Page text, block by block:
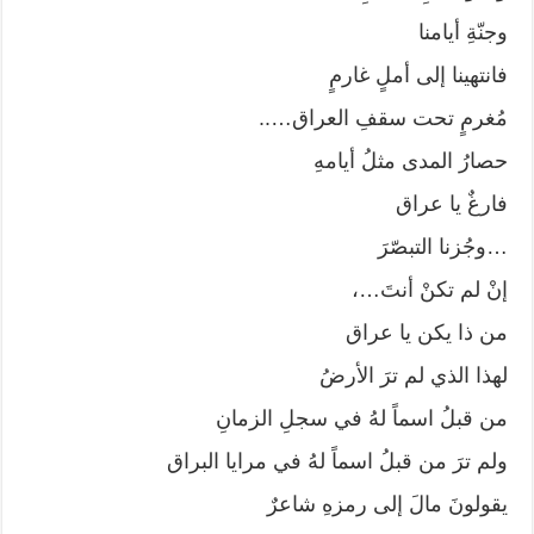
وجنّةِ أيامنا
فانتهينا إلى أملٍ غارمٍ
مُغرمٍ تحت سقفِ العراق…..
حصارُ المدى مثلُ أيامهِ
فارغٌ يا عراق
…وجُزنا التبصّرَ
إنْ لم تكنْ أنتَ…،
من ذا يكن يا عراق
لهذا الذي لم ترَ الأرضُ
من قبلُ اسماً لهُ في سجلِ الزمانِ
ولم ترَ من قبلُ اسماً لهُ في مرايا البراق
يقولونَ مالَ إلى رمزهِ شاعرٌ